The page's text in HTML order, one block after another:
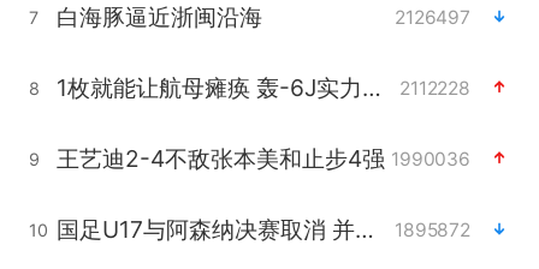
7 白海豚逼近浙闽沿海 2126497
8 1枚就能让航母瘫痪 轰-6J实力有多强 2112228
9 王艺迪2-4不敌张本美和止步4强 1990036
10 国足U17与阿森纳决赛取消 并列冠军 1895872